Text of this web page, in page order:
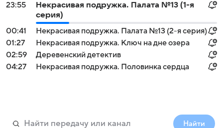
23:55
Некрасивая подружка. Палата №13 (1-я
серия)
00:41
Некрасивая подружка. Палата №13 (2-я серия)
01:27
Некрасивая подружка. Ключ на дне озера
02:59
Деревенский детектив
04:27
Некрасивая подружка. Половинка сердца
Найти